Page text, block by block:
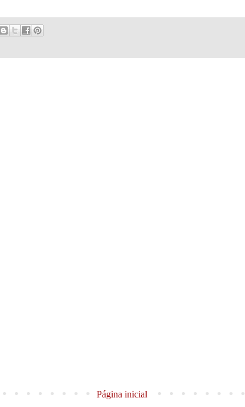
Página inicial